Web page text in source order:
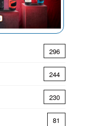
296
244
230
81